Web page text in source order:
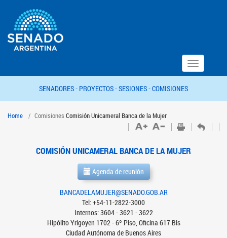
Toggle
navigation
SENADORES - PROYECTOS -SESIONES -COMISIONES
Home Comisiones Comisión Unicameral Banca de la Mujer
COMISIÓN UNICAMERAL BANCA DE LA MUJER
Agenda de reunión
BANCADELAMUJER@SENADO.GOB.AR
Tel: +54-11-2822-3000
Internos: 3604 - 3621 - 3622
Hipólito Yrigoyen 1702 - 6º Piso, Oficina 617 Bis
Ciudad Autónoma de Buenos Aires